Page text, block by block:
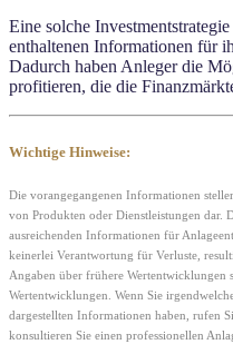
Eine solche
enthaltenen Informationen für
Dadurch haben Anleger die
profitieren, die die
Wichtige Hinweise:
Die vorangegangenen Informationen
von Produkten oder Dienstleistungen dar.
ausreichenden Informationen für
keinerlei Verantwortung für Verluste,
Angaben über frühere
Wertentwicklungen. Wenn Sie
dargestellten Informationen haben, rufen
konsultieren Sie einen professionellen